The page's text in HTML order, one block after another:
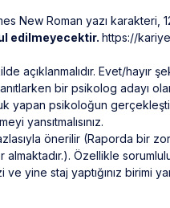
New Roman yazı karakteri,
edilmeyecektir. https://
açıklanmalıdır. Evet/hayır
bir psikolog adayı
yapan psikoloğun
yansıtmalısınız.
önerilir (Raporda bir
Özellikle sorumluluk
yine staj yaptığınız birimi